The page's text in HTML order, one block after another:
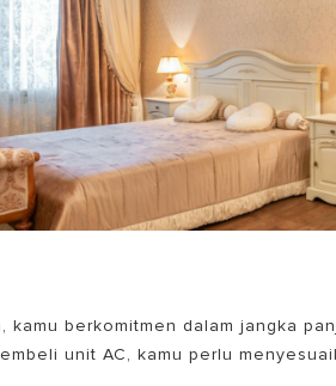
kamu berkomitmen dalam jangka
unit AC, kamu perlu